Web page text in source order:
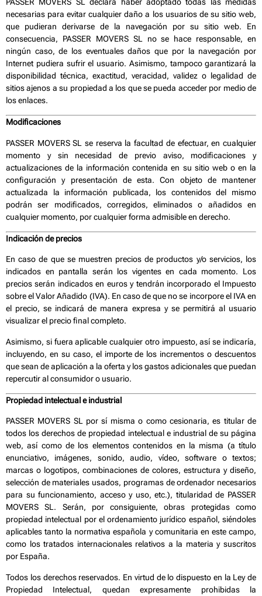
necesarias para evitar cualquier daño a los usuarios de su sitio web,
que pudieran derivarse de la navegación por su sitio web. En
consecuencia, PASSER MOVERS SL no se hace responsable, en
ningún caso, de los eventuales daños que por la navegación por
Internet pudiera sufrir el usuario. Asimismo, tampoco garantizará la
disponibilidad técnica, exactitud, veracidad, validez o legalidad de
sitios ajenos a su propiedad a los que se pueda acceder por medio de
los enlaces.
Modificaciones
PASSER MOVERS SL se reserva la facultad de efectuar, en cualquier
momento y sin necesidad de previo aviso, modificaciones y
actualizaciones de la información contenida en su sitio web o en la
configuración y presentación de esta. Con objeto de mantener
actualizada la información publicada, los contenidos del mismo
podrán ser modificados, corregidos, eliminados o añadidos en
cualquier momento, por cualquier forma admisible en derecho.
Indicación de precios
En caso de que se muestren precios de productos y/o servicios, los
indicados en pantalla serán los vigentes en cada momento. Los
precios serán indicados en euros y tendrán incorporado el Impuesto
sobre el Valor Añadido (IVA). En caso de que no se incorpore el IVA en
el precio, se indicará de manera expresa y se permitirá al usuario
visualizar el precio final completo.
Asimismo, si fuera aplicable cualquier otro impuesto, así se indicaría,
incluyendo, en su caso, el importe de los incrementos o descuentos
que sean de aplicación a la oferta y los gastos adicionales que puedan
repercutir al consumidor o usuario.
Propiedad intelectual e industrial
PASSER MOVERS SL por sí misma o como cesionaria, es titular de
todos los derechos de propiedad intelectual e industrial de su página
web, así como de los elementos contenidos en la misma (a título
enunciativo, imágenes, sonido, audio, vídeo, software o textos;
marcas o logotipos, combinaciones de colores, estructura y diseño,
selección de materiales usados, programas de ordenador necesarios
para su funcionamiento, acceso y uso, etc.), titularidad de PASSER
MOVERS SL. Serán, por consiguiente, obras protegidas como
propiedad intelectual por el ordenamiento jurídico español, siéndoles
aplicables tanto la normativa española y comunitaria en este campo,
como los tratados internacionales relativos a la materia y suscritos
por España.
Todos los derechos reservados. En virtud de lo dispuesto en la Ley de
Propiedad Intelectual, quedan expresamente prohibidas la